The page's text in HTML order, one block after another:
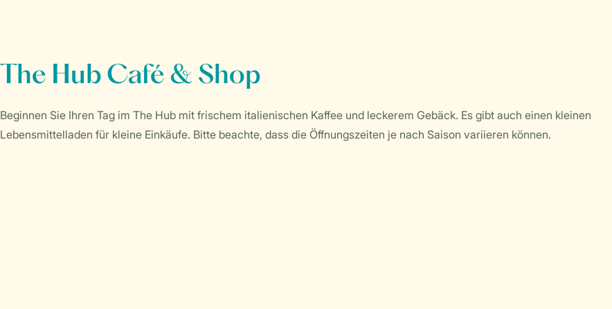
The Hub Café & Shop
Beginnen Sie Ihren Tag im The Hub mit frischem italienischen Kaffee und leckerem Gebäck. Es gibt auch einen kleinen
Lebensmittelladen für kleine Einkäufe. Bitte beachte, dass die Öffnungszeiten je nach Saison variieren können.